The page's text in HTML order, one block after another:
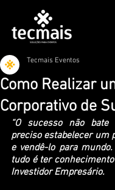
Como Realizar
Corporativo de
Tecmais Eventos
“O sucesso não
preciso estabelecer um
e vendê-lo para
tudo é ter
Investidor Empresário.